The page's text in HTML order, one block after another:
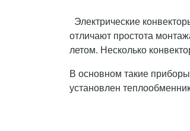
Электрические
отличают простота
летом. Несколько
В основном такие
установлен